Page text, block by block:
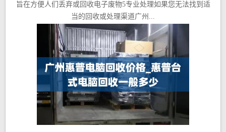
旨在方便人们丢弃或回收电子废物5专业处理如果您无法找到适
当的回收或处理渠道广州...